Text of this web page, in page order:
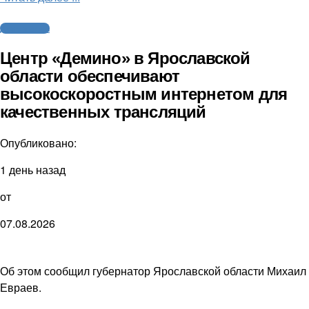
Другие виды
Центр «Демино» в Ярославской
области обеспечивают
высокоскоростным интернетом для
качественных трансляций
Опубликовано:
1 день назад
от
07.08.2026
Об этом сообщил губернатор Ярославской области Михаил
Евраев.